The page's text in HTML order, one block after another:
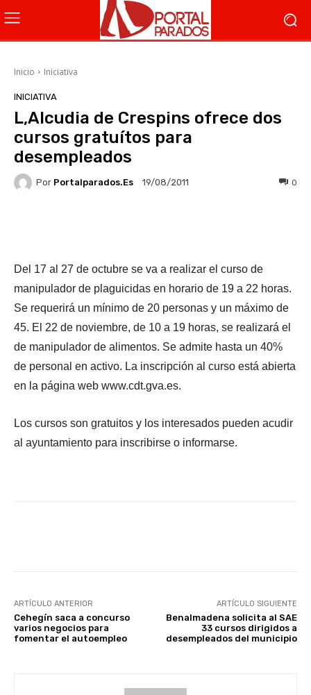
Inicio Iniciativa
INICIATIVA
L,Alcudia de Crespins ofrece dos
cursos gratuítos para
desempleados
Por Portalparados.es 19/08/2011 0
Del 17 al 27 de octubre se va a realizar el curso de
manipulador de plaguicidas en horario de 19 a 22 horas.
Se requerirá un mínimo de 20 personas y un máximo de
45. El 22 de noviembre, de 10 a 19 horas, se realizará el
de manipulador de alimentos. Se admite hasta un 40%
de personal en activo. La inscripción al curso está abierta
en la página web www.cdt.gva.es.
Los cursos son gratuitos y los interesados pueden acudir
al ayuntamiento para inscribirse o informarse.
ARTÍCULO ANTERIOR
Cehegín saca a concurso
varios negocios para
fomentar el autoempleo
ARTÍCULO SIGUIENTE
Benalmadena solicita al SAE
33 cursos dirigidos a
desempleados del municipio